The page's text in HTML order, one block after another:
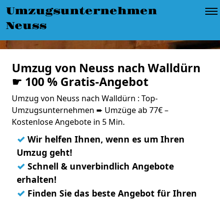
Umzugsunternehmen
Neuss
Umzug von Neuss nach Walldürn
☛ 100 % Gratis-Angebot
Umzug von Neuss nach Walldürn : Top-
Umzugsunternehmen ➨ Umzüge ab 77€ –
Kostenlose Angebote in 5 Min.
✓ Wir helfen Ihnen, wenn es um Ihren
Umzug geht!
✓ Schnell & unverbindlich Angebote
erhalten!
✓ Finden Sie das beste Angebot für Ihren